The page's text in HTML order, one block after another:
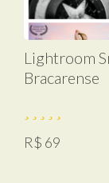
Lightroom
Bracarense
R$ 69